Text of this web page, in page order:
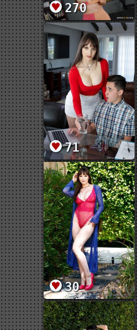
270
71
30